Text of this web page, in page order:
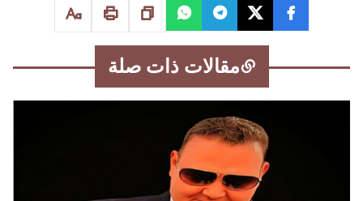
مقالات ذات صلة